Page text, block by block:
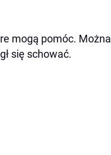
mogą pomóc. Można
się schować.